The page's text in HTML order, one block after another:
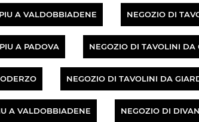
A VALDOBBIADENE NEGOZIO DI
A PADOVA NEGOZIO DI TAVOLINI
NEGOZIO DI TAVOLINI DA
A VALDOBBIADENE NEGOZIO DI